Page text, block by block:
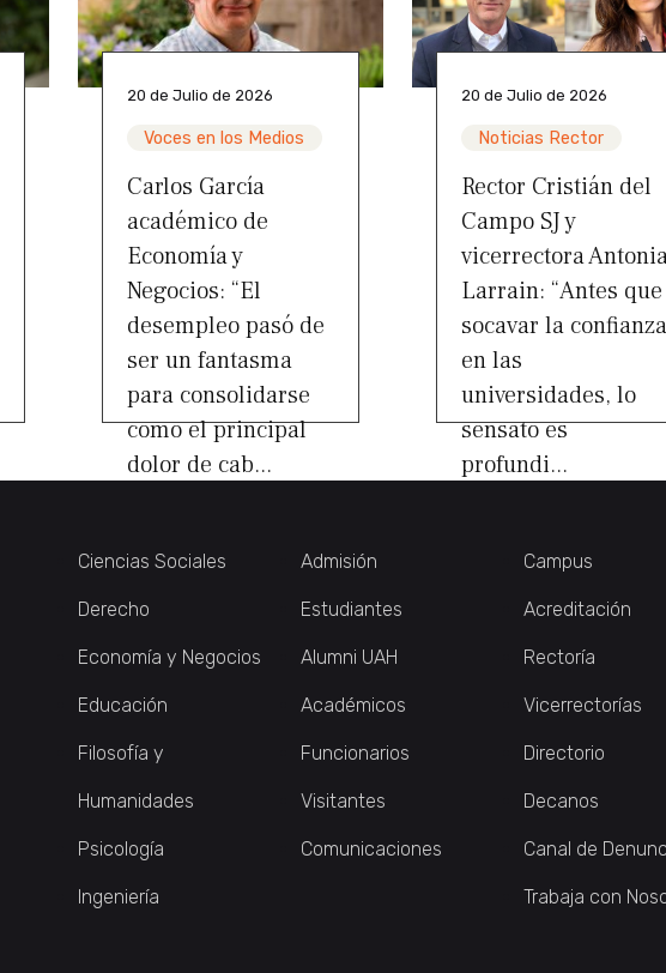
20 de Julio de 2026
Voces en los Medios
Carlos García
académico de
Economía y
Negocios: “El
desempleo pasó de
ser un fantasma
para consolidarse
como el principal
dolor de cab...
20 de Julio de 2026
Noticias Rector
Rector Cristián del
Campo SJ y
vicerrectora
Larrain: “Antes que
socavar la confianza
en las
universidades, lo
sensato es
profundi...
Ciencias Sociales
Derecho
Economía y Negocios
Educación
Filosofía y
Humanidades
Psicología
Ingeniería
Admisión
Estudiantes
Alumni UAH
Académicos
Funcionarios
Visitantes
Comunicaciones
Campus
Acreditación
Rectoría
Vicerrectorías
Directorio
Decanos
Canal de
Trabaja con